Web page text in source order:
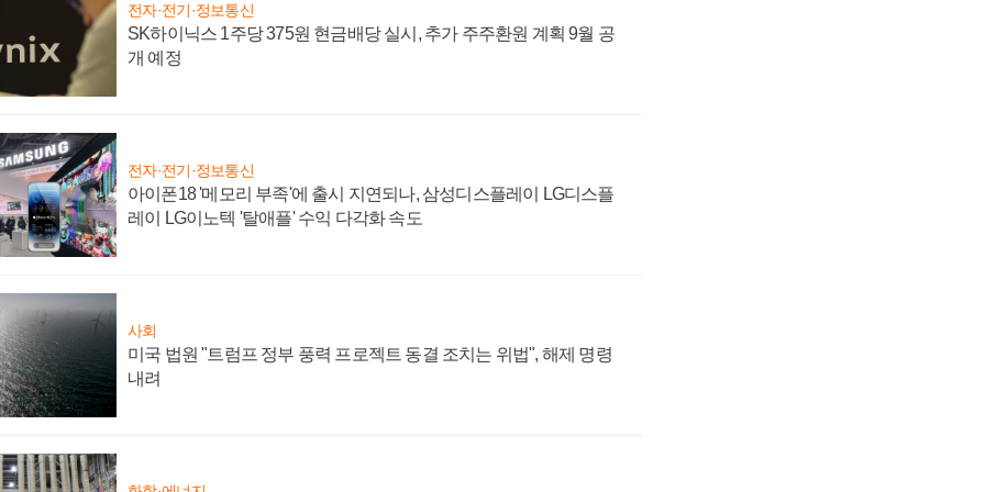
전자·전기·정보통신
SK하이닉스 1주당 375원 현금배당 실시, 추가 주주환원 계획 9월 공
개 예정
전자·전기·정보통신
아이폰18 '메모리 부족'에 출시 지연되나, 삼성디스플레이 LG디스플
레이 LG이노텍 '탈애플' 수익 다각화 속도
사회
미국 법원 "트럼프 정부 풍력 프로젝트 동결 조치는 위법", 해제 명령
내려